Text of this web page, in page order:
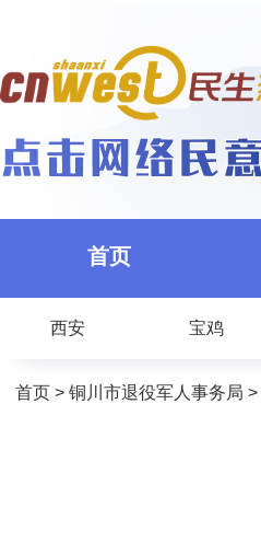
首页
西安 宝鸡
首页 > 铜川市退役军人事务局 >